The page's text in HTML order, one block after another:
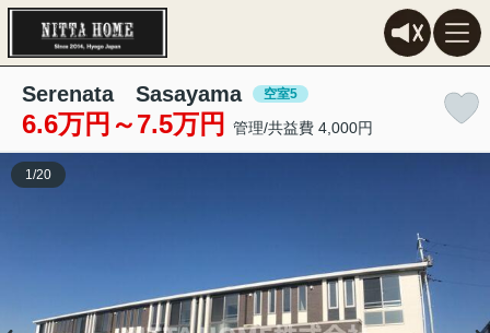
Serenata Sasayama 空室5
6.6万円～7.5万円 管理/共益費 4,000円
1/20